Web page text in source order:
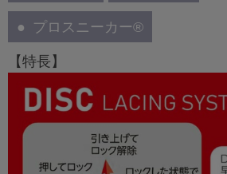
プロスニーカー®
【特長】